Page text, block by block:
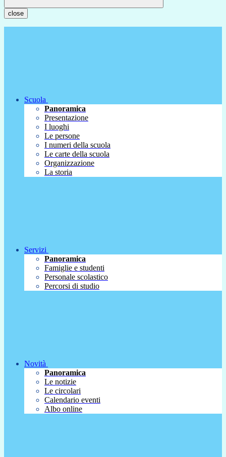
close
Scuola
Panoramica
Presentazione
I luoghi
Le persone
I numeri della scuola
Le carte della scuola
Organizzazione
La storia
Servizi
Panoramica
Famiglie e studenti
Personale scolastico
Percorsi di studio
Novità
Panoramica
Le notizie
Le circolari
Calendario eventi
Albo online